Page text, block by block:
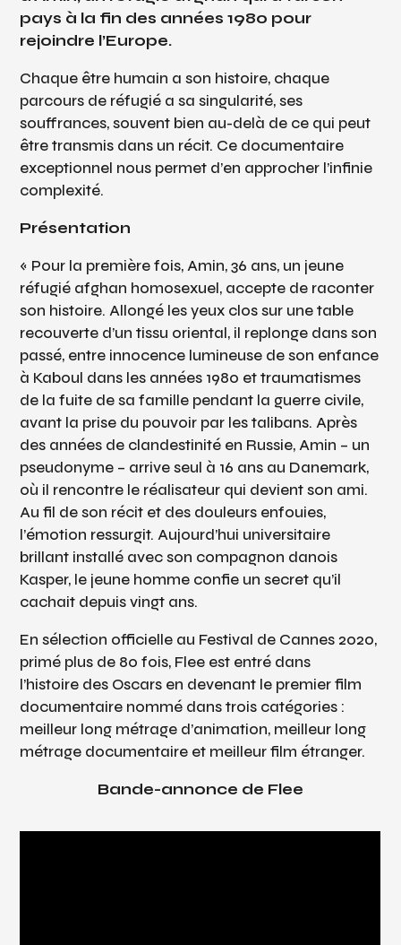
pays à la fin des années 1980 pour
rejoindre l’Europe.
Chaque être humain a son histoire, chaque
parcours de réfugié a sa singularité, ses
souffrances, souvent bien au-delà de ce qui peut
être transmis dans un récit. Ce documentaire
exceptionnel nous permet d’en approcher l’infinie
complexité.
Présentation
« Pour la première fois, Amin, 36 ans, un jeune
réfugié afghan homosexuel, accepte de raconter
son histoire. Allongé les yeux clos sur une table
recouverte d’un tissu oriental, il replonge dans son
passé, entre innocence lumineuse de son enfance
à Kaboul dans les années 1980 et traumatismes
de la fuite de sa famille pendant la guerre civile,
avant la prise du pouvoir par les talibans. Après
des années de clandestinité en Russie, Amin – un
pseudonyme – arrive seul à 16 ans au Danemark,
où il rencontre le réalisateur qui devient son ami.
Au fil de son récit et des douleurs enfouies,
l’émotion ressurgit. Aujourd’hui universitaire
brillant installé avec son compagnon danois
Kasper, le jeune homme confie un secret qu’il
cachait depuis vingt ans.
En sélection officielle au Festival de Cannes 2020,
primé plus de 80 fois, Flee est entré dans
l’histoire des Oscars en devenant le premier film
documentaire nommé dans trois catégories :
meilleur long métrage d’animation, meilleur long
métrage documentaire et meilleur film étranger.
Bande-annonce de Flee